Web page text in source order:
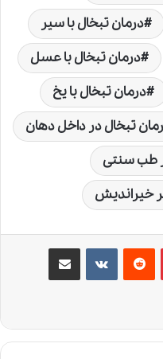
درمان تبخال با سیر
درمان تبخال با عسل
درمان تبخال با یخ
تبخال در داخل دهان
طب سنتی
خیراندیش
‫رددیت ‫VKontakteاشتراک گذاری از طریق ایمیل